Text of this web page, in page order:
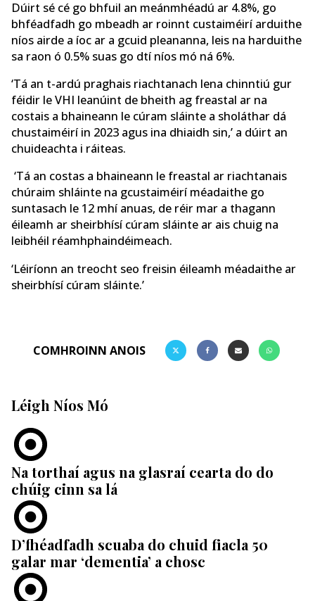
Dúirt sé cé go bhfuil an meánmhéadú ar 4.8%, go
bhféadfadh go mbeadh ar roinnt custaiméirí arduithe
níos airde a íoc ar a gcuid pleananna, leis na harduithe
sa raon ó 0.5% suas go dtí níos mó ná 6%.
‘Tá an t-ardú praghais riachtanach lena chinntiú gur
féidir le VHI leanúint de bheith ag freastal ar na
costais a bhaineann le cúram sláinte a sholáthar dá
chustaiméirí in 2023 agus ina dhiaidh sin,’ a dúirt an
chuideachta i ráiteas.
‘Tá an costas a bhaineann le freastal ar riachtanais
chúraim shláinte na gcustaiméirí méadaithe go
suntasach le 12 mhí anuas, de réir mar a thagann
éileamh ar sheirbhísí cúram sláinte ar ais chuig na
leibhéil réamhphaindéimeach.
‘Léiríonn an treocht seo freisin éileamh méadaithe ar
sheirbhísí cúram sláinte.’
COMHROINN ANOIS
Léigh Níos Mó
Na torthaí agus na glasraí cearta do do
chúig cinn sa lá
D’fhéadfadh scuaba do chuid fiacla 50
galar mar ‘dementia’ a chosc